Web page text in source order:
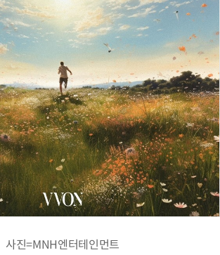
사진=MNH엔터테인먼트